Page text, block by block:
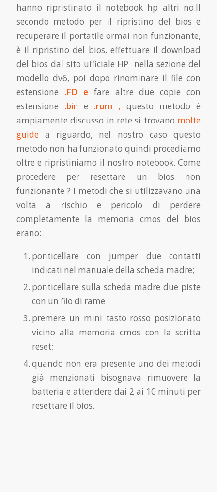
hanno ripristinato il notebook hp altri no.Il
secondo metodo per il ripristino del bios e
recuperare il portatile ormai non funzionante,
è il ripristino del bios, effettuare il download
del bios dal sito ufficiale HP nella sezione del
modello dv6, poi dopo rinominare il file con
estensione .FD e fare altre due copie con
estensione .bin e .rom ,questo metodo è
ampiamente discusso in rete si trovano molte
guidea riguardo, nel nostro caso questo
metodo non ha funzionato quindi procediamo
oltre e ripristiniamo il nostro notebook. Come
procedere per resettare un bios non
funzionante ? I metodi che si utilizzavano una
volta a rischio e pericolo di perdere
completamente la memoria cmos del bios
erano:
ponticellare con jumper due contatti
indicati nel manuale della scheda madre;
ponticellare sulla scheda madre due piste
con un filo di rame ;
premere un mini tasto rosso posizionato
vicino alla memoria cmos con la scritta
reset;
quando non era presente uno dei metodi
già menzionati bisognava rimuovere la
batteria e attendere dai 2 ai 10 minuti per
resettare il bios.